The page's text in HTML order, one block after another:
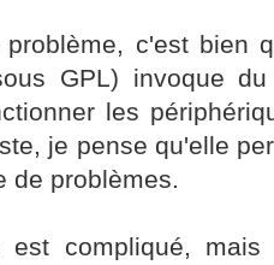
problème, c'est bien
GPL) invoque
les
je pense qu'elle
de problèmes.
est compliqué,